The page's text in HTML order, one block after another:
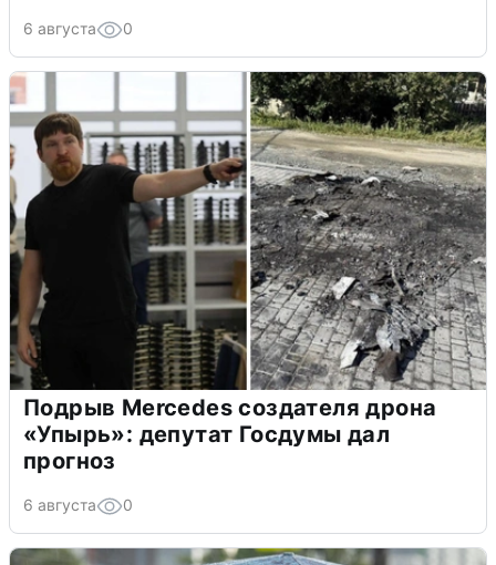
6 августа 0
Подрыв Mercedes создателя дрона
«Упырь»: депутат Госдумы дал
прогноз
6 августа 0